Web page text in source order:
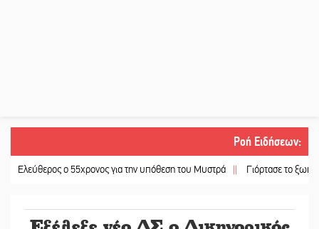
Ροή Ειδήσεων:
ο 55χρονος για την υπόθεση του Μυστρά || Γιόρτασε το ξωκκλήσι